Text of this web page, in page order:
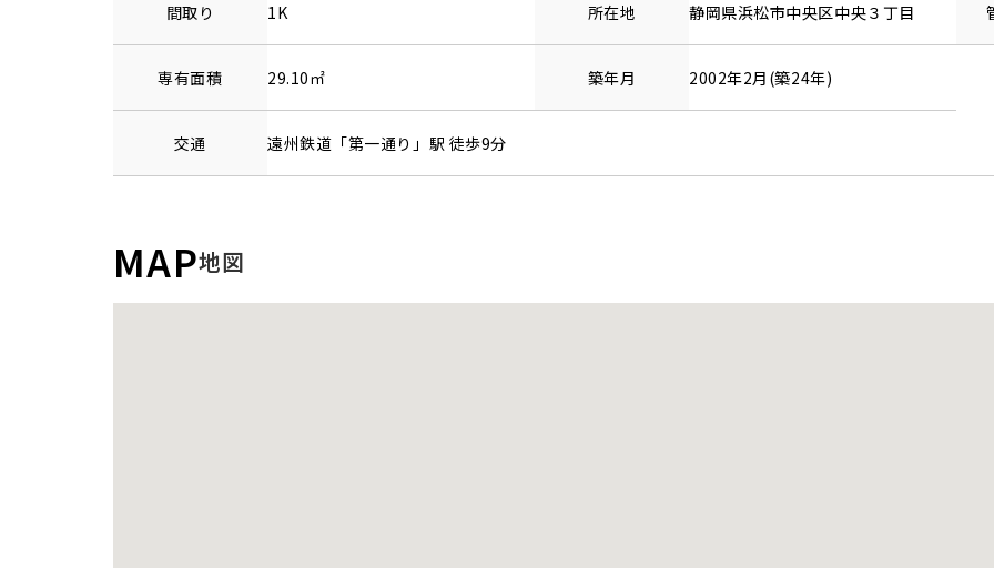
間取り 1K 所在地 静岡県浜松市中央区中央３丁目
専有面積 29.10㎡ 築年月 2002年2月(築24年)
交通 遠州鉄道 「第一通り 」駅 徒歩9分
MAP地図